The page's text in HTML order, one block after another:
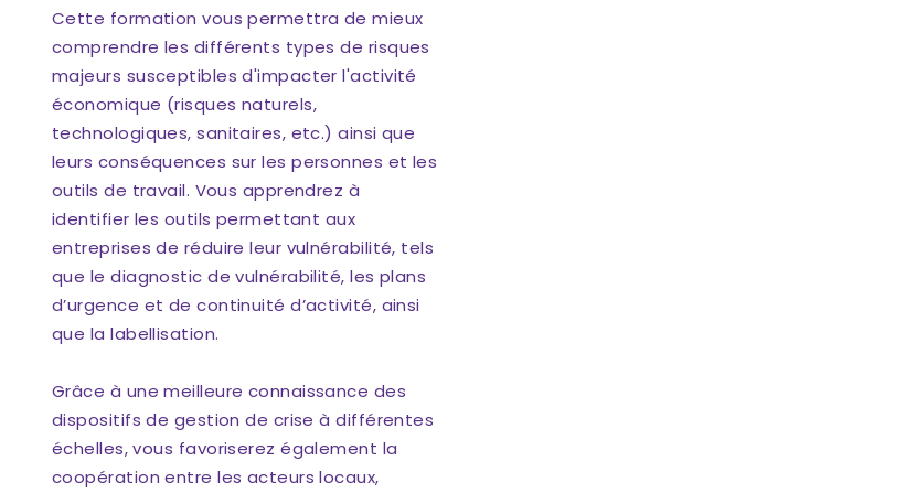
Cette formation vous permettra de mieux
comprendre les différents types de risques
majeurs susceptibles d'impacter l'activité
économique (risques naturels,
technologiques, sanitaires, etc.) ainsi que
leurs conséquences sur les personnes et les
outils de travail. Vous apprendrez à
identifier les outils permettant aux
entreprises de réduire leur vulnérabilité, tels
que le diagnostic de vulnérabilité, les plans
d’urgence et de continuité d’activité, ainsi
que la labellisation.
Grâce à une meilleure connaissance des
dispositifs de gestion de crise à différentes
échelles, vous favoriserez également la
coopération entre les acteurs locaux,